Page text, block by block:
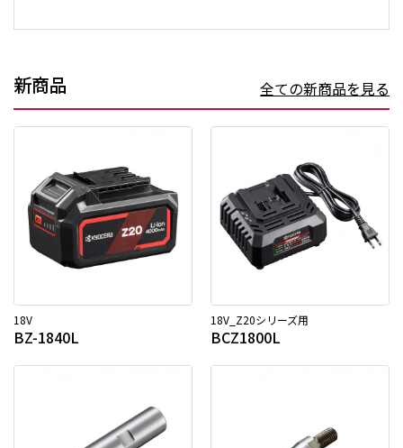
新商品 全ての新商品を見る
18V
BZ-1840L
18V_Z20シリーズ用
BCZ1800L